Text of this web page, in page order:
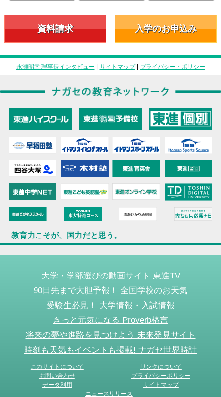
資料請求 入学のお申込み
永瀬昭幸 理事長インタビュー | サイトマップ| プライバシー・ポリシー
教育力こそが、国力だと思う。
大学・学部選びの動画サイト 東進TV
90日先まで大胆予報！ 全国学校のお天気
受験生必見！ 大学情報・入試情報
きっと元気になる Proverb格言
将来の夢や進路を見つけよう 未来発見サイト
時刻も天気もイベントも掲載! ナガセ世界時計
このサイトについて
リンクについて
お問い合わせ
プライバシーポリシー
データ利用
サイトマップ
ニュースリリース